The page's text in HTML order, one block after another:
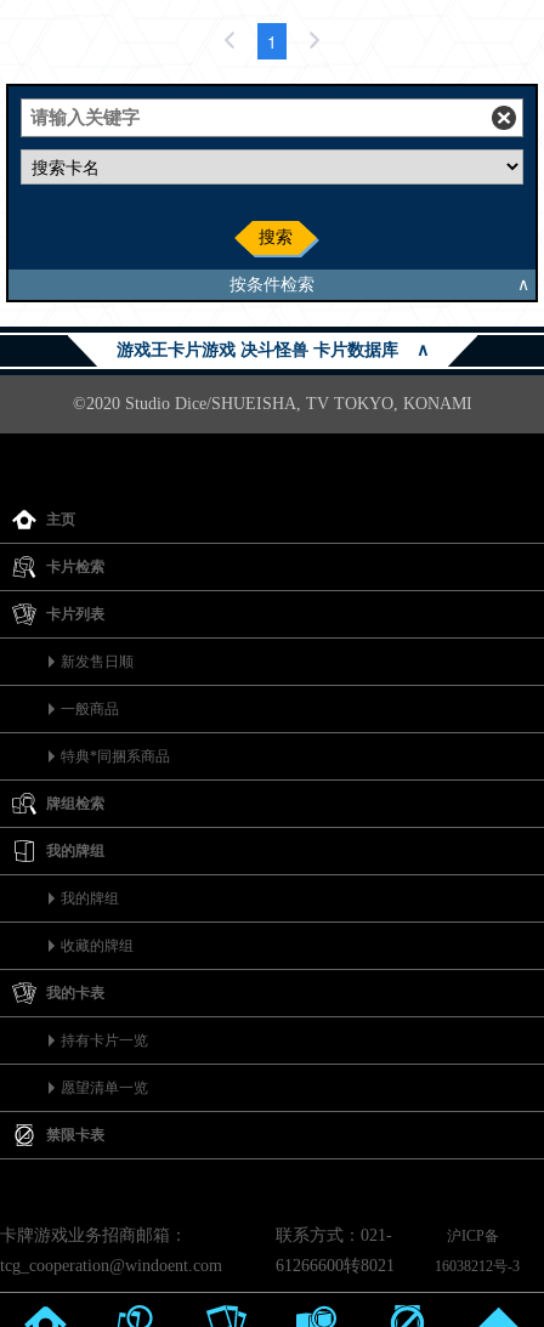
1
搜索
按条件检索 ∧
游戏王卡片游戏 决斗怪兽 卡片数据库 ∧
©2020 Studio Dice/SHUEISHA, TV TOKYO, KONAMI
主页
卡片检索
卡片列表
新发售日顺
一般商品
特典*同捆系商品
牌组检索
我的牌组
我的牌组
收藏的牌组
我的卡表
持有卡片一览
愿望清单一览
禁限卡表
卡牌游戏业务招商邮箱：
tcg_cooperation@windoent.com
联系方式：021-
61266600转8021
沪ICP备
16038212号-3